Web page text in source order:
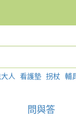
人 看護墊 拐杖 輔
問與答